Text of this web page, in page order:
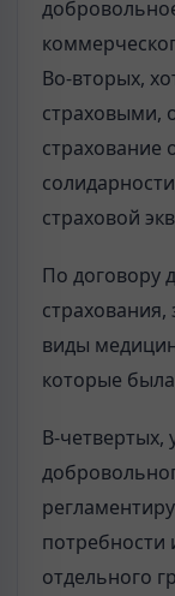
Во-вторых,
страховыми,
страхование
страховой
По договору
страхования,
виды
которые
В-четвертых,
потребности
отдельного